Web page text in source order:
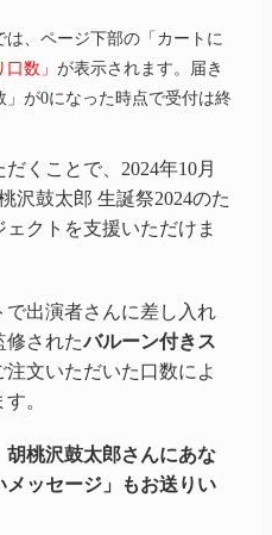
、ページ下部の「カートに
口数」 が表示されます。届き
が0になった時点で受付は終
くことで、2024年10月
沢鼓太郎 生誕祭2024のた
クトを支援いただけま
で出演者さんに差し入れ
修されたバルーン付きス
文いただいた口数によ
。
胡桃沢鼓太郎さんにあな
ッセージ」もお送りい